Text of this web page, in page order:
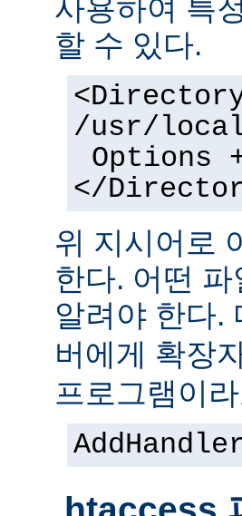
사용하여 특
할 수 있다.
/usr/
Options
</
위 지시어로
한다. 어떤
알려야 한다.
버에게 확장
프로그램이